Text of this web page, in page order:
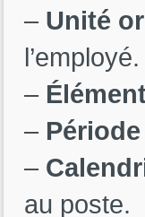
– Unité
l’employé.
–
– Période
–
au poste.